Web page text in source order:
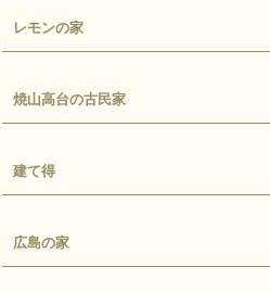
レモンの家
焼山高台の古民家
建て得
広島の家